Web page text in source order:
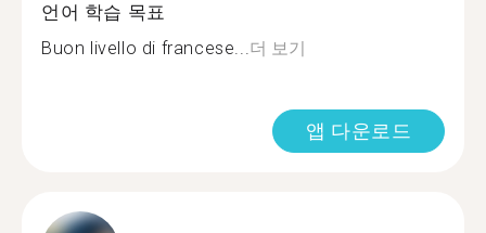
언어 학습 목표
Buon livello di francese...더 보기
앱 다운로드